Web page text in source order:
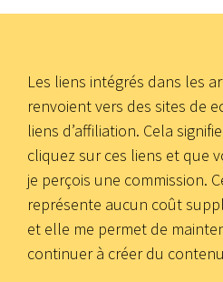
Les liens intégrés dans les
renvoient vers des sites de
liens d’affiliation. Cela
cliquez sur ces liens et que
je perçois une commission.
représente aucun coût
et elle me permet de
continuer à créer du